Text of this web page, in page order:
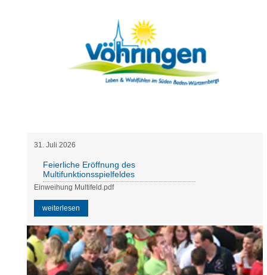
31. Juli 2026
Feierliche Eröffnung des
Multifunktionsspielfeldes
Einweihung Multifeld.pdf
weiterlesen